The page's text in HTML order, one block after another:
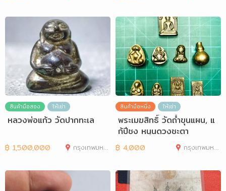
สินค้ามือสอง ให้เช่า
หลวงพ่อแก้ว วัดปากทะเล
฿ 1,500,000 กรุงเทพมหานคร
สินค้ามือหนึ่ง ให้เช่า
พระเมฆสิทธิ์ วัดถ้ำขุนแผน, แ
ก้ปีชง หนุนดวงชะตา
฿ 4,000 กรุงเทพมหานคร